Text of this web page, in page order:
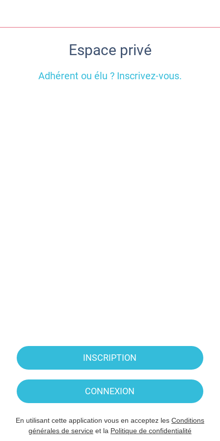
Espace privé
Adhérent ou élu ? Inscrivez-vous.
INSCRIPTION
CONNEXION
En utilisant cette application vous en acceptez les Conditions
générales de service et la Politique de confidentialité